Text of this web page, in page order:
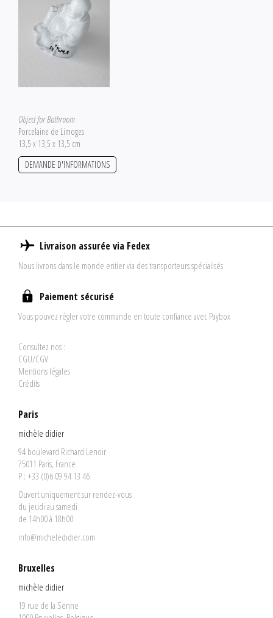
Object for Bathroom
Porcelaine de Limoges
13,5 x 13,5 x 13,5 cm
DEMANDE D'INFORMATIONS
Livraison assurée via Fedex
Nous livrons dans le monde entier via des transporteurs spécialisés
Paiement sécurisé
Vous pouvez régler votre commande en toute confiance avec Paybox
Consultez nos :
CGU/CGV
Mentions légales
Crédits
Paris
michèle didier
94 boulevard Richard Lenoir
75011 Paris, France
P : +33 (0)6 09 94 13 46
Ouvert uniquement sur rendez-vous
du jeudi au samedi
de 14h00 à 18h00
info@micheledidier.com
Bruxelles
michèle didier
19 rue de la Senne